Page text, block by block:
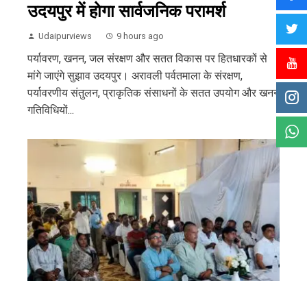
उदयपुर में होगा सार्वजनिक परामर्श
Udaipurviews 9 hours ago
पर्यावरण, खनन, जल संरक्षण और सतत विकास पर हितधारकों से
मांगे जाएंगे सुझाव उदयपुर। अरावली पर्वतमाला के संरक्षण,
पर्यावरणीय संतुलन, प्राकृतिक संसाधनों के सतत उपयोग और खनन
गतिविधियों...